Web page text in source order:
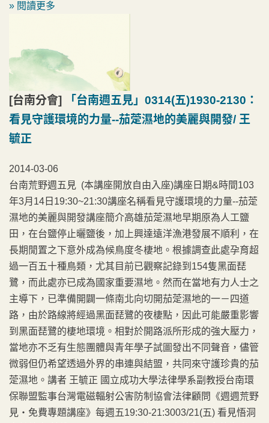
» 閱讀更多
[台南分會]
「台南週五見」0314(五)1930-2130：
看見守護環境的力量--茄萣濕地的美麗與開發/ 王
毓正
2014-03-06
台南荒野週五見 (本講座開放自由入座)講座日期&時間103
年3月14日19:30~21:30講座名稱看見守護環境的力量--茄萣
濕地的美麗與開發講座簡介高雄茄萣濕地早期原為人工鹽
田，在台鹽停止曬鹽後，加上興達遠洋漁港發展不順利，在
長期閒置之下意外成為候鳥度冬棲地。根據調查此處孕育超
過一百五十種鳥類，尤其目前已觀察記錄到154隻黑面琵
鷺，而此處亦已成為國家重要濕地。然而在當地有力人士之
主導下，已準備開闢一條南北向切開茄萣濕地的一－四道
路，由於路線將經過黑面琵鷺的夜棲點，因此可能嚴重影響
到黑面琵鷺的棲地環境。相對於開路派所形成的強大壓力，
當地亦不乏有生態團體與青年學子試圖發出不同聲音，儘管
微弱但仍希望透過外界的串連與結盟，共同來守護珍貴的茄
萣濕地。講者 王毓正 國立成功大學法律學系副教授台南環
保聯盟監事台灣電磁輻射公害防制協會法律顧問《週週荒野
見‧免費專題講座》每週五19:30-21:3003/21(五) 看見悟洞